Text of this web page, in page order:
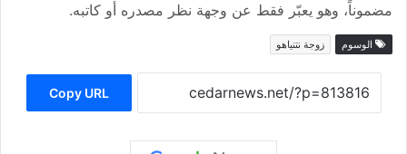
مضموناً، وهو يعبّر فقط عن وجهة نظر مصدره أو كاتبه.
الوسوم زوجة نتنياهو
Copy URL